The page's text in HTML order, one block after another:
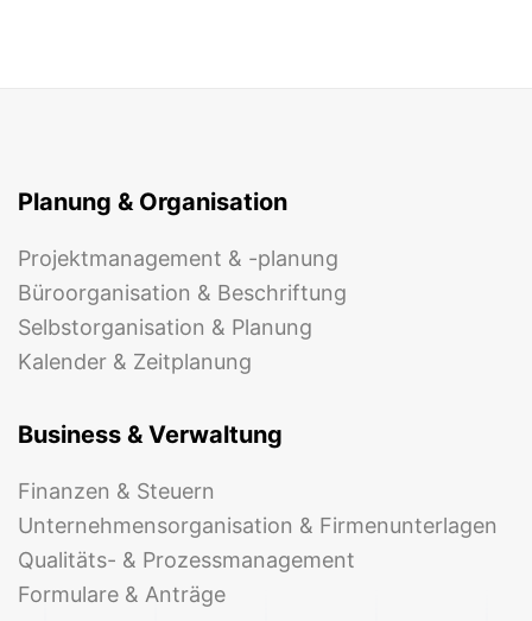
Planung & Organisation
Projektmanagement & -planung
Büroorganisation & Beschriftung
Selbstorganisation & Planung
Kalender & Zeitplanung
Business & Verwaltung
Finanzen & Steuern
Unternehmensorganisation & Firmenunterlagen
Qualitäts- & Prozessmanagement
Formulare & Anträge